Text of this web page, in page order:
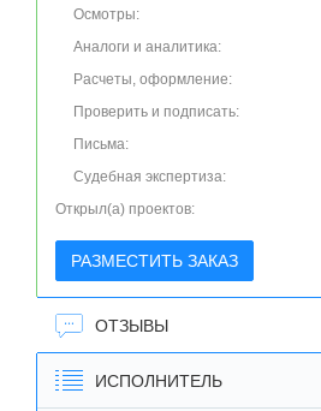
Осмотры:
Аналоги и аналитика:
Расчеты, оформление:
Проверить и подписать:
Письма:
Судебная экспертиза:
Открыл(а) проектов:
РАЗМЕСТИТЬ ЗАКАЗ
ОТЗЫВЫ
ИСПОЛНИТЕЛЬ